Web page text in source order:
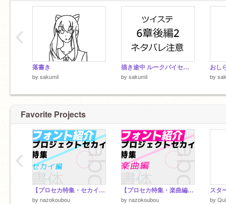
青いボタンを押してみてねー
落書き
by sakumii
描き途中 ルークパイセン ツイステ
by sakumii
おし
by
‹
Favorite Projects
【プロセカ特集・セカイ編】フォント、意識してみませんか？
by nazokoubou
【プロセカ特集・楽曲編】フォント、意識してみませんか？ #all #art #tutorials
by nazokoubou
スタ
by
‹